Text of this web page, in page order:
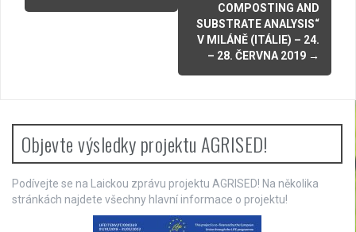
t
i
g
a
t
COMPOSTING AND
SUBSTRATE ANALYSIS“
V MILÁNĚ (ITÁLIE) – 24.
– 28. ČERVNA 2019 →
Objevte výsledky projektu AGRISED!
Podívejte se na Laickou zprávu projektu AGRISED! Na několika
stránkách najdete všechny hlavní informace o projektu!